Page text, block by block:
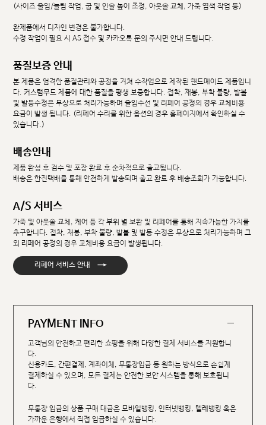
(사이즈 줄임/늘림 작업, 굽 및 인솔 높이 조정, 아웃솔 교체, 가죽 염색 작업 등)
완제품에서 디자인 변경은 불가합니다.
수정 작업이 필요 시 AS 접수 및 카카오톡 문의 주시면 안내 드립니다.
품질보증 안내
본 제품은 엄격한 품질관리와 공정을 거쳐 수작업으로 제작된 핸드메이드 제품입니
다. 커스텀무드 제품에 대한 품질을 평생 보증합니다. 접착, 재봉, 부착 불량, 발볼
및 발등수정은 무상으로 처리가능하며 줄임수선 및 리페어 공정의 경우 교체비용
요금이 발생 됩니다. (리페어 수리를 위한 옵션의 경우 홈페이지에서 확인하실 수
있습니다.)
배송안내
제품 완성 후 검수 및 포장 완료 후 순차적으로 출고됩니다.
배송은 한진택배를 통해 안전하게 발송되며 출고 완료 후 배송조회가 가능합니다.
A/S 서비스
가죽 및 아웃솔 교체, 케어 등 각 부위 별 보완 및 리페어를 통해 지속가능한 가치를
추구합니다. 접착, 재봉, 부착 불량, 발볼 및 발등 수정은 무상으로 처리가능하며 그
외 리페어 공정의 경우 교체비용 요금이 발생됩니다.
리페어 서비스 안내 →
PAYMENT INFO
고객님의 안전하고 편리한 쇼핑을 위해 다양한 결제 서비스를 지원합니
다.
신용카드, 간편결제, 계좌이체, 무통장입금 등 원하는 방식으로 손쉽게
결제하실 수 있으며, 모든 결제는 안전한 보안 시스템을 통해 보호됩니
다.
무통장 입금의 상품 구매 대금은 모바일뱅킹, 인터넷뱅킹, 텔레뱅킹 혹은
가까운 은행에서 직접 입금하실 수 있습니다.